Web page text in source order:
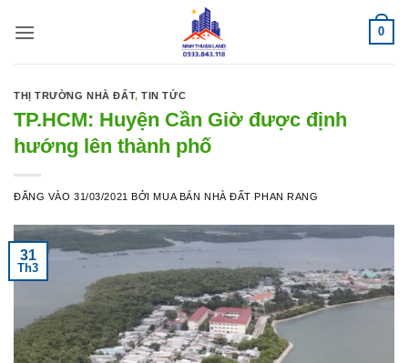
qua
0
THỊ TRƯỜNG NHÀ ĐẤT,TIN TỨC
TP.HCM: Huyện Cần Giờ được định
hướng lên thành phố
ĐĂNG VÀO31/03/2021 BỞI MUA BÁN NHÀ ĐẤT PHAN RANG
31
Th3